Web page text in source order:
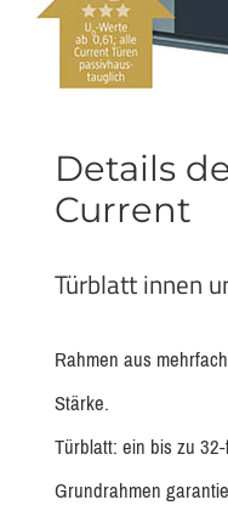
Details
Current
Türblatt innen
Rahmen aus
Stärke.
Türblatt: ein bis zu
Grundrahmen